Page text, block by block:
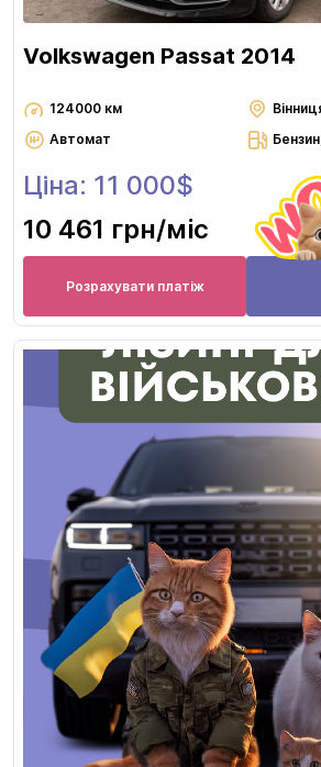
Volkswagen Passat 2014
124000 км
Автомат
Ціна: 11 000$
10 461 грн/міс
Розрахувати платіж